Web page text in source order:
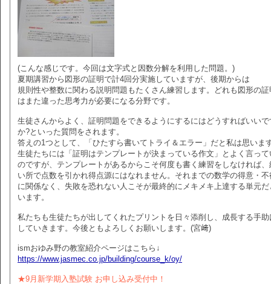
(こんな感じです。今回は文字式と因数分解を利用した問題。)
夏期講習から図形の証明で計4回分実施していますが、後期からは
規則性や整数に関わる説明問題もたくさん練習します。どれも図形の証
はまた違った思考力が必要になる分野です。
生徒さんからよく、証明問題をできるようにするにはどうすればいいで
か?といった質問をされます。
答えの1つとして、「ひたすら書いてトライ＆エラー」だと私は思いま
生徒たちには「証明はテンプレートが決まっている作文」とよく言って
のですが、テンプレートがあるからこそ何度も書く練習をしなければ、
い所で点数を引かれ得点源にはなれません。それまでの数学の得意・不
に関係なく、失敗を恐れない人こそが最終的にメキメキ上達する単元だ
います。
私たちも生徒たちが出してくれたプリントを日々添削し、成長する手助
していきます。今後ともよろしくお願いします。(宮﨑)
ismおゆみ野の教室紹介ページはこちら↓
https://www.jasmec.co.jp/building/course_k/oy/
★9月新学期入塾試験 お申し込み受付中！